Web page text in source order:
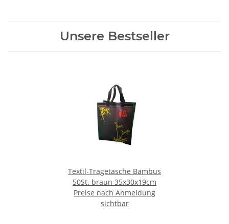
Unsere Bestseller
Textil-Tragetasche Bambus
50St. braun 35x30x19cm
Preise nach Anmeldung
sichtbar